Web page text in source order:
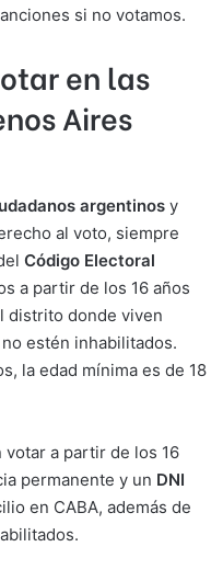
si no votamos.
en las
Aires
argentinos y
al voto, siempre
Código Electoral
a partir de los 16 años
distrito donde viven
estén inhabilitados.
la edad mínima es de 18
a partir de los 16
permanente y un DNI
en CABA, además de